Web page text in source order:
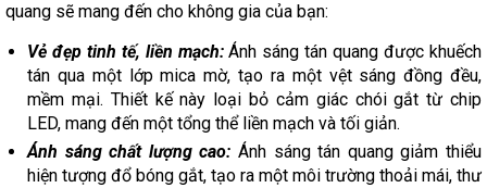
quang sẽ mang đến cho không gia của bạn:
Vẻ đẹp tinh tế, liền mạch:Ánh sáng tán quang được khuếch
tán qua một lớp mica mờ, tạo ra một vệt sáng đồng đều,
mềm mại. Thiết kế này loại bỏ cảm giác chói gắt từ chip
LED, mang đến một tổng thể liền mạch và tối giản.
Ánh sáng chất lượng cao: Ánh sáng tán quang giảm thiểu
hiện tượng đổ bóng gắt, tạo ra một môi trường thoải mái, thư